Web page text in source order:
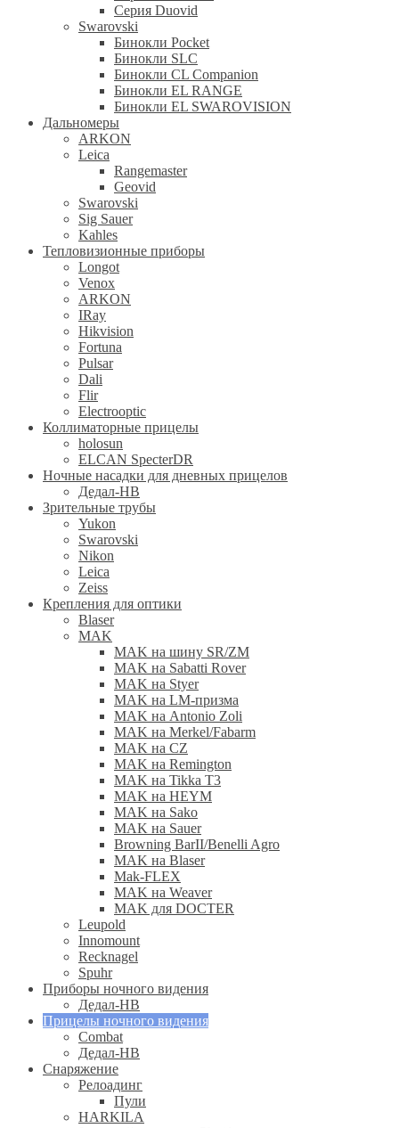
Серия Duovid
Swarovski
Бинокли Pocket
Бинокли SLC
Бинокли CL Companion
Бинокли EL RANGE
Бинокли EL SWAROVISION
Дальномеры
ARKON
Leica
Rangemaster
Geovid
Swarovski
Sig Sauer
Kahles
Тепловизионные приборы
Longot
Venox
ARKON
IRay
Hikvision
Fortuna
Pulsar
Dali
Flir
Electrooptic
Коллиматорные прицелы
holosun
ELCAN SpecterDR
Ночные насадки для дневных прицелов
Дедал-НВ
Зрительные трубы
Yukon
Swarovski
Nikon
Leica
Zeiss
Крепления для оптики
Blaser
MAK
MAK на шину SR/ZM
MAK на Sabatti Rover
MAK на Styer
MAK на LM-призма
MAK на Antonio Zoli
MAK на Merkel/Fabarm
MAK на CZ
MAK на Remington
MAK на Tikka T3
MAK на HEYM
MAK на Sako
MAK на Sauer
Browning BarII/Benelli Agro
MAK на Blaser
Mak-FLEX
MAK на Weaver
MAK для DOCTER
Leupold
Innomount
Recknagel
Spuhr
Приборы ночного видения
Дедал-НВ
Прицелы ночного видения
Combat
Дедал-НВ
Снаряжение
Релоадинг
Пули
HARKILA